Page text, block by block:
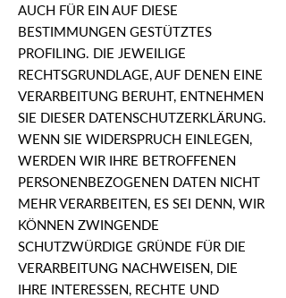
AUCH FÜR EIN AUF DIESE
BESTIMMUNGEN GESTÜTZTES
PROFILING. DIE JEWEILIGE
RECHTSGRUNDLAGE, AUF DENEN EINE
VERARBEITUNG BERUHT, ENTNEHMEN
SIE DIESER DATENSCHUTZERKLÄRUNG.
WENN SIE WIDERSPRUCH EINLEGEN,
WERDEN WIR IHRE BETROFFENEN
PERSONENBEZOGENEN DATEN NICHT
MEHR VERARBEITEN, ES SEI DENN, WIR
KÖNNEN ZWINGENDE
SCHUTZWÜRDIGE GRÜNDE FÜR DIE
VERARBEITUNG NACHWEISEN, DIE
IHRE INTERESSEN, RECHTE UND